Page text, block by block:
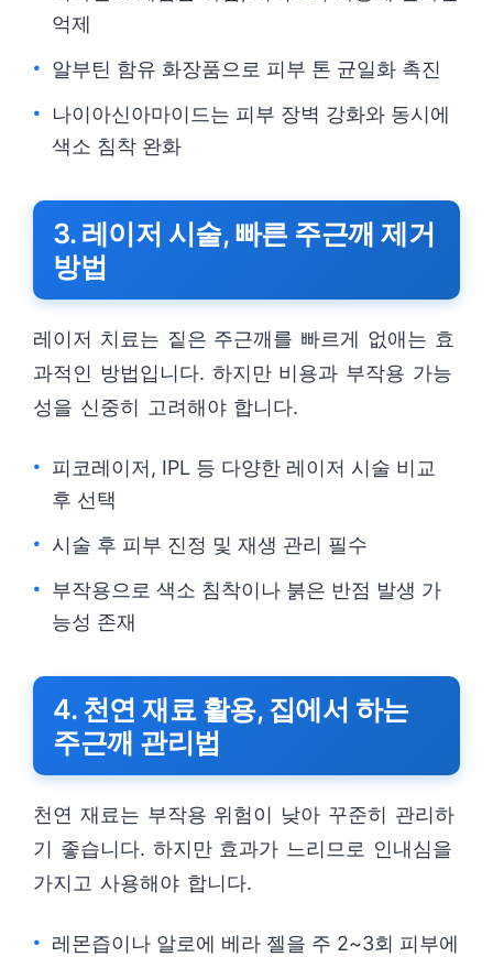
억제
알부틴 함유 화장품으로 피부 톤 균일화 촉진
나이아신아마이드는 피부 장벽 강화와 동시에
색소 침착 완화
3. 레이저 시술, 빠른 주근깨 제거
방법
레이저 치료는 짙은 주근깨를 빠르게 없애는 효
과적인 방법입니다. 하지만 비용과 부작용 가능
성을 신중히 고려해야 합니다.
피코레이저, IPL 등 다양한 레이저 시술 비교
후 선택
시술 후 피부 진정 및 재생 관리 필수
부작용으로 색소 침착이나 붉은 반점 발생 가
능성 존재
4. 천연 재료 활용, 집에서 하는
주근깨 관리법
천연 재료는 부작용 위험이 낮아 꾸준히 관리하
기 좋습니다. 하지만 효과가 느리므로 인내심을
가지고 사용해야 합니다.
레몬즙이나 알로에 베라 젤을 주 2~3회 피부에